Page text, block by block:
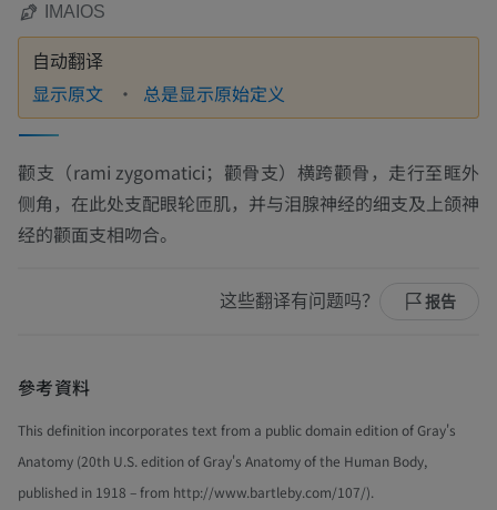
IMAIOS
自动翻译
显示原文 总是显示原始定义
颧支（rami zygomatici；颧骨支）横跨颧骨，走行至眶外
侧角，在此处支配眼轮匝肌，并与泪腺神经的细支及上颌神
经的颧面支相吻合。
这些翻译有问题吗？ 报告
參考資料
This definition incorporates text from a public domain edition of Gray's
Anatomy (20th U.S. edition of Gray's Anatomy of the Human Body,
published in 1918 – from http://www.bartleby.com/107/).